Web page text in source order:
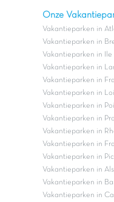
Onze
Vakantieparken in
Vakantieparken in
Vakantieparken in Ile
Vakantieparken in
Vakantieparken in
Vakantieparken in
Vakantieparken in
Vakantieparken in
Vakantieparken in
Vakantieparken in
Vakantieparken in
Vakantieparken in
Vakantieparken in
Vakantieparken in